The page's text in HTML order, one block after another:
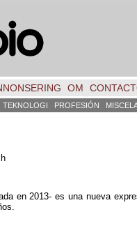
OM
TEKNOLOGI PROFESIÓN
en2013-es una nueva
.